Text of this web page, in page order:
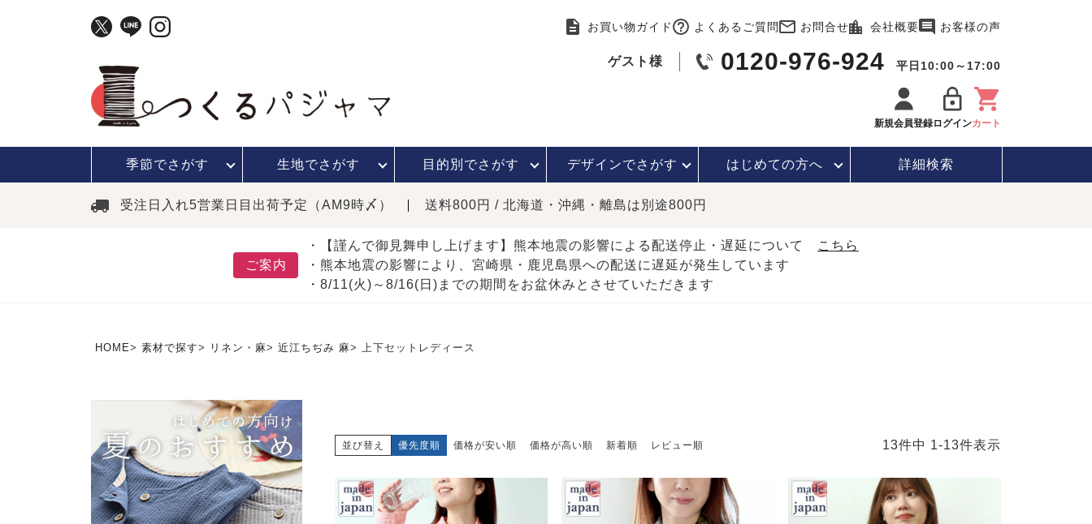
お買い物ガイド よくあるご質問 お問合せ 会社概要 お客様の声
ゲスト様 0120-976-924 平日10:00～17:00
新規会員登録ログインカート
季節でさがす 生地でさがす 目的別でさがす デザインでさがす はじめての方へ 詳細検索
受注日入れ5営業日目出荷予定（AM9時〆） 送料800円 / 北海道・沖縄・離島は別途800円
ご案内
・【謹んで御見舞申し上げます】熊本地震の影響による配送停止・遅延について
こちら
・熊本地震の影響により、宮崎県・鹿児島県への配送に遅延が発生しています
・8/11(火)～8/16(日)までの期間をお盆休みとさせていただきます
HOME 素材で探す リネン・麻 近江ちぢみ 麻 上下セットレディース
並び替え 優先度順 価格が安い順 価格が高い順 新着順 レビュー順 13件中 1-13件表示